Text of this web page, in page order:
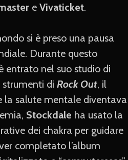
e Vivaticket.
si è preso una pausa
Durante questo
entrato nel suo studio di
di Rock Out, il
la salute mentale diventava
Stockdale ha usato la
dei chakra per guidare
completato l’album